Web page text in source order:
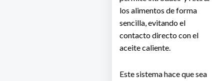
los alimentos de forma
sencilla, evitando el
contacto directo con el
aceite caliente.
Este sistema hace que sea